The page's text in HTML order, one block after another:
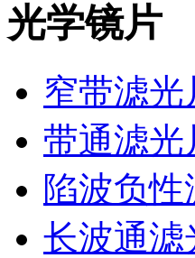
光学镜片
窄带滤光
带通滤光
陷波负性
长波通滤